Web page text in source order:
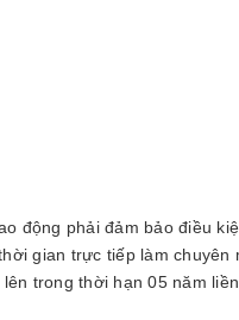
động phải đảm bảo điều
gian trực tiếp làm chuyên
trong thời hạn 05 năm